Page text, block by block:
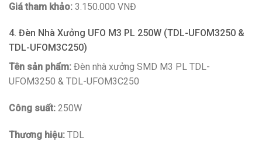
Giá tham khảo: 3.150.000 VNĐ
4. Đèn Nhà Xưởng UFO M3 PL 250W (TDL-UFOM3250 &
TDL-UFOM3C250)
Tên sản phẩm: Đèn nhà xưởng SMD M3 PL TDL-
UFOM3250 & TDL-UFOM3C250
Công suất: 250W
Thương hiệu: TDL